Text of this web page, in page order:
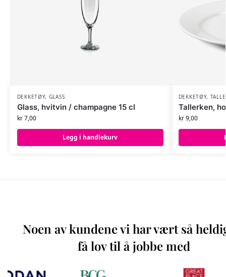
DEKKETØY, GLASS
Glass, hvitvin / champagne 15 cl
kr7,00
Legg i handlekurv
DEKKETØY,
Tallerken,
kr9,00
Noen av kundene vi har vært så
få lov til å jobbe med